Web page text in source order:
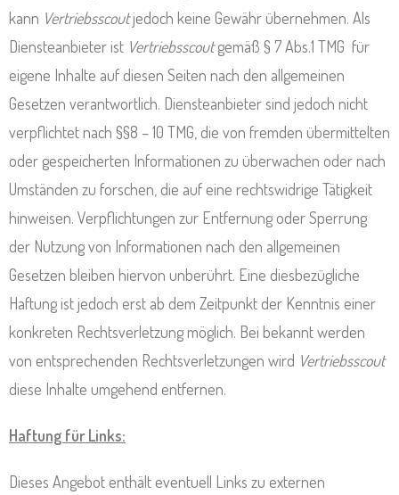
kann Vertriebsscoutjedoch keine Gewähr übernehmen. Als
Diensteanbieter ist Vertriebsscoutgemäß § 7 Abs.1 TMG für
eigene Inhalte auf diesen Seiten nach den allgemeinen
Gesetzen verantwortlich. Diensteanbieter sind jedoch nicht
verpflichtet nach §§8 – 10 TMG, die von fremden übermittelten
oder gespeicherten Informationen zu überwachen oder nach
Umständen zu forschen, die auf eine rechtswidrige Tätigkeit
hinweisen. Verpflichtungen zur Entfernung oder Sperrung
der Nutzung von Informationen nach den allgemeinen
Gesetzen bleiben hiervon unberührt. Eine diesbezügliche
Haftung ist jedoch erst ab dem Zeitpunkt der Kenntnis einer
konkreten Rechtsverletzung möglich. Bei bekannt werden
von entsprechenden Rechtsverletzungen wird Vertriebsscout
diese Inhalte umgehend entfernen.
Haftung für Links:
Dieses Angebot enthält eventuell Links zu externen